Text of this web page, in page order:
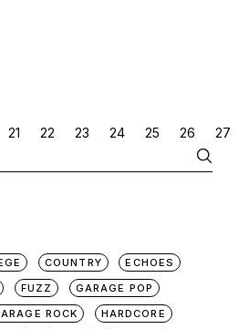
21 22 23 24 25 26 27
COUNTRY
ECHOES
FUZZ
GARAGE POP
ROCK
HARDCORE